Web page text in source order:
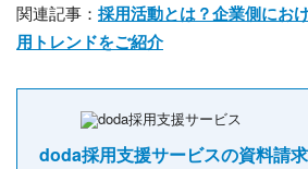
関連記事： 採用活動とは？企業側にお
用トレンドをご紹介
doda採用支援サービスの資料請